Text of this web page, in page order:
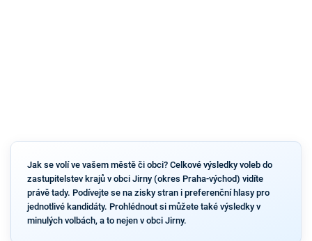
Jak se volí ve vašem městě či obci? Celkové výsledky voleb do
zastupitelstev krajů v obci Jirny (okres Praha-východ) vidíte
právě tady. Podívejte se na zisky stran i preferenční hlasy pro
jednotlivé kandidáty. Prohlédnout si můžete také výsledky v
minulých volbách, a to nejen v obci Jirny.